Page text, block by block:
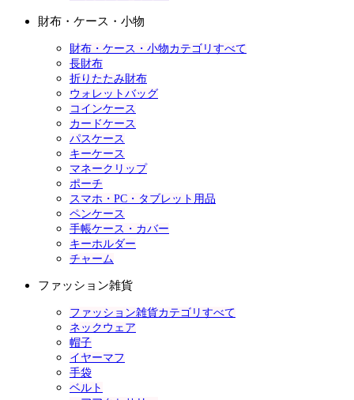
財布・ケース・小物
財布・ケース・小物カテゴリすべて
長財布
折りたたみ財布
ウォレットバッグ
コインケース
カードケース
パスケース
キーケース
マネークリップ
ポーチ
スマホ・PC・タブレット用品
ペンケース
手帳ケース・カバー
キーホルダー
チャーム
ファッション雑貨
ファッション雑貨カテゴリすべて
ネックウェア
帽子
イヤーマフ
手袋
ベルト